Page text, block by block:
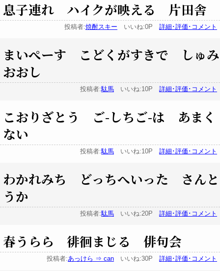
息子連れ ハイクが映える 片田舎
投稿者:焼酎スキー いいね:0P 詳細･評価･コメント
まいぺーす こどくがすきで しゅみ
おおし
投稿者:駄馬 いいね:10P 詳細･評価･コメント
こおりざとう ご-しちご-は あまく
ない
投稿者:駄馬 いいね:10P 詳細･評価･コメント
わかれみち どっちへいった さんと
うか
投稿者:駄馬 いいね:20P 詳細･評価･コメント
春うらら 徘徊まじる 俳句会
投稿者:あっけら ⇒ can いいね:30P 詳細･評価･コメント